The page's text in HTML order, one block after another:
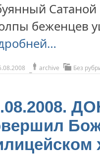
беженцев
archive Без